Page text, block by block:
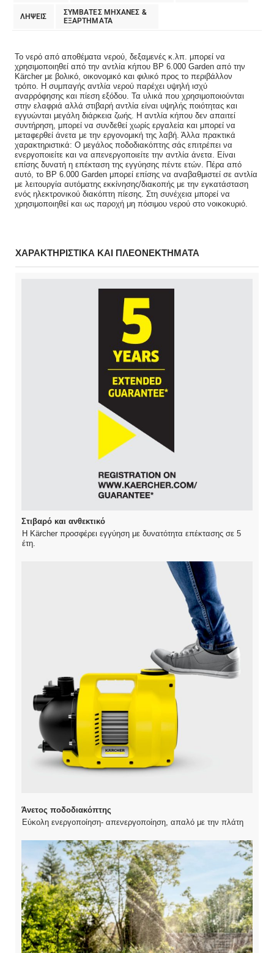
ΛΗΨΕΙΣ
ΣΥΜΒΑΤΕΣ ΜΗΧΑΝΕΣ &
ΕΞΑΡΤΗΜΑΤΑ
Το νερό από αποθέματα νερού, δεξαμενές κ.λπ. μπορεί να
χρησιμοποιηθεί από την αντλία κήπου BP 6.000 Garden από την
Kärcher με βολικό, οικονομικό και φιλικό προς το περιβάλλον
τρόπο. Η συμπαγής αντλία νερού παρέχει υψηλή ισχύ
αναρρόφησης και πίεση εξόδου. Τα υλικά που χρησιμοποιούνται
στην ελαφριά αλλά στιβαρή αντλία είναι υψηλής ποιότητας και
εγγυώνται μεγάλη διάρκεια ζωής. Η αντλία κήπου δεν απαιτεί
συντήρηση, μπορεί να συνδεθεί χωρίς εργαλεία και μπορεί να
μεταφερθεί άνετα με την εργονομική της λαβή. Άλλα πρακτικά
χαρακτηριστικά: Ο μεγάλος ποδοδιακόπτης σάς επιτρέπει να
ενεργοποιείτε και να απενεργοποιείτε την αντλία άνετα. Είναι
επίσης δυνατή η επέκταση της εγγύησης πέντε ετών. Πέρα από
αυτό, το BP 6.000 Garden μπορεί επίσης να αναβαθμιστεί σε αντλία
με λειτουργία αυτόματης εκκίνησης/διακοπής με την εγκατάσταση
ενός ηλεκτρονικού διακόπτη πίεσης. Στη συνέχεια μπορεί να
χρησιμοποιηθεί και ως παροχή μη πόσιμου νερού στο νοικοκυριό.
ΧΑΡΑΚΤΗΡΙΣΤΙΚΑ ΚΑΙ ΠΛΕΟΝΕΚΤΗΜΑΤΑ
Στιβαρό και ανθεκτικό
Η Kärcher προσφέρει εγγύηση με δυνατότητα επέκτασης σε 5
έτη.
Άνετος ποδοδιακόπτης
Εύκολη ενεργοποίηση- απενεργοποίηση, απαλό με την πλάτη